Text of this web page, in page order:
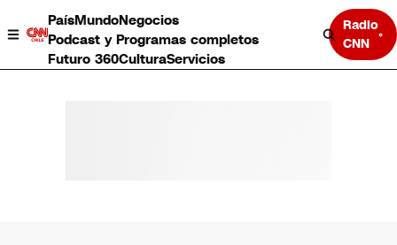
PaísMundoNegocios
Podcast y Programas completos
Futuro 360CulturaServicios
Radio
CNN